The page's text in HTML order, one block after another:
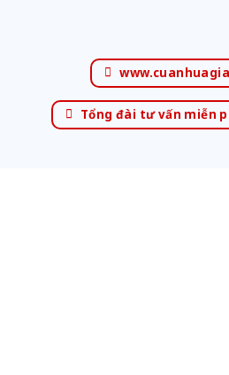
Tổng đài tư vấn miễn